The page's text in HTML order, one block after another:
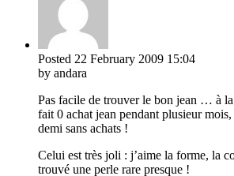
Posted 22 February 2009 15:04
by andara
Pas facile de trouver le bon jean … à la
fait 0 achat jean pendant plusieur
demi sans achats !
Celui est très joli : j’aime la forme, la
trouvé une perle rare presque !